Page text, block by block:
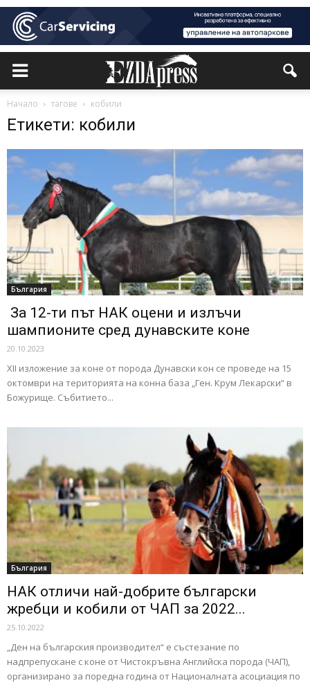
Начало тагове кобили
Етикети: кобили
България
За 12-ти път НАК оцени и излъчи
шампионите сред дунавските коне
20.10.2023
ХII изложение за коне от порода Дунавски кон се проведе на 15
октомври на територията на конна база „Гeн. Крум Лекарски“ в
Божурище. Събитието...
България
НАК отличи най-добрите български
жребци и кобили от ЧАП за 2022...
25.10.2022
„Ден на българския производител“ е състезание по
надпрепускане с коне от Чистокръвна Английска порода (ЧАП),
организирано за поредна година от Националната асоциация по